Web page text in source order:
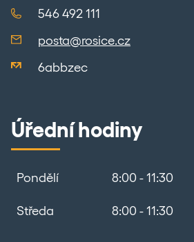
546 492 111
posta@rosice.cz
6abbzec
Úřední hodiny
Pondělí 8:00 - 11:30
Středa 8:00 - 11:30